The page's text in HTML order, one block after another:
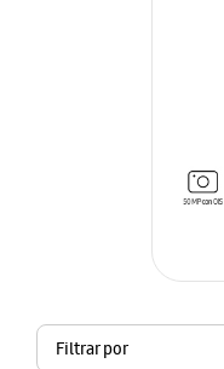
Filtrar por